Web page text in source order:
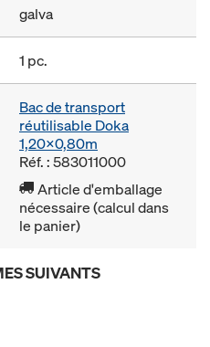
galva
1 pc.
Bac de transport
réutilisable Doka
1,20x0,80m
Réf. : 583011000
Article d'emballage
nécessaire (calcul dans
le panier)
SUIVANTS